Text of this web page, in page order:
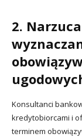
2.
Konsultanci
kredytobiorcami i
terminem